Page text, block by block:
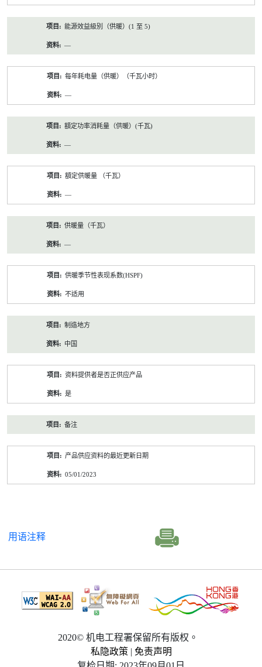
能源效益級別（供暖）(1 至 5)
—
每年耗电量（供暖）（千瓦小时）
—
額定功率消耗量（供暖）(千瓦)
—
額定供暖量 （千瓦）
—
供暖量（千瓦）
—
供暖季节性表现系数(HSPF)
不适用
制造地方
中国
资料提供者是否正供应产品
是
备注
产品供应资料的最近更新日期
05/01/2023
用语注释
2020© 机电工程署保留所有版权。
私隐政策 | 免责声明